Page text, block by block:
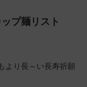
プ麺リスト
より長～い長寿祈願